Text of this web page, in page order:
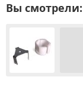
Вы смотрели: